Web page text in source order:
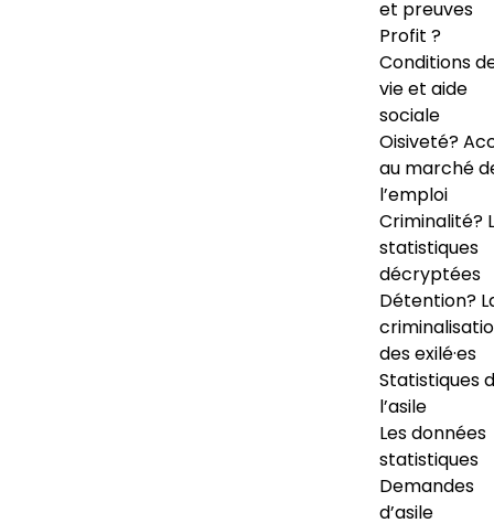
et preuves
Profit ?
Conditions
vie et aide
sociale
Oisiveté?
au marché
l’emploi
Criminalité?
statistiques
décryptées
Détention?
des exilé·es
Statistiques
l’asile
Les données
statistiques
Demandes
d’asile